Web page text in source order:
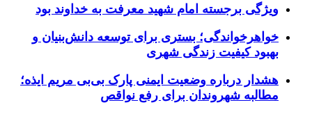
ویژگی برجسته امام شهید معرفت به خداوند بود
خواهرخواندگی؛ بستری برای توسعه دانش‌بنیان و
بهبود کیفیت زندگی شهری
هشدار درباره وضعیت ایمنی پارک بی‌بی مریم ایذه؛
مطالبه شهروندان برای رفع نواقص